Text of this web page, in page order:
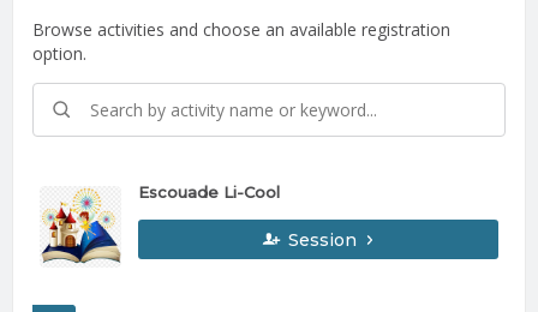
Browse activities and choose an available registration
option.
Escouade Li-Cool
Session